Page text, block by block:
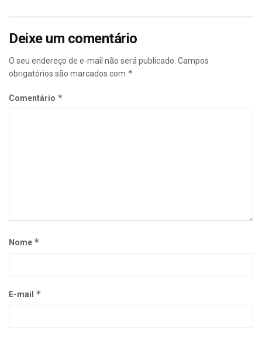
Deixe um comentário
O seu endereço de e-mail não será publicado. Campos
obrigatórios são marcados com *
Comentário *
Nome *
E-mail *